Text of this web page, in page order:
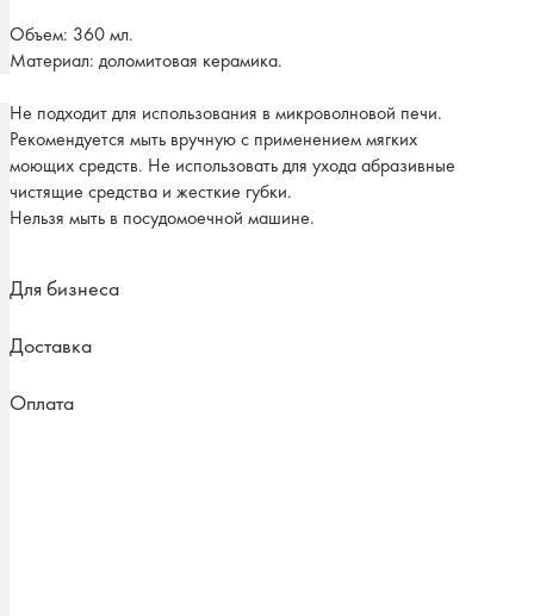
Объем: 360 мл.
Материал: доломитовая керамика.
Не подходит для использования в микроволновой печи.
Рекомендуется мыть вручную с применением мягких
моющих средств. Не использовать для ухода абразивные
чистящие средства и жесткие губки.
Нельзя мыть в посудомоечной машине.
Для бизнеса
Доставка
Оплата